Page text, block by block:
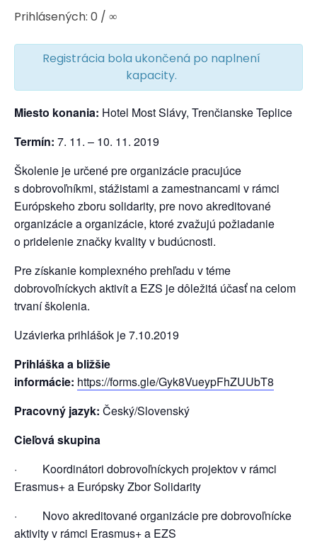
Prihlásených: 0 / ∞
Registrácia bola ukončená po naplnení
kapacity.
Miesto konania: Hotel Most Slávy, Trenčianske Teplice
Termín: 7. 11. – 10. 11. 2019
Školenie je určené pre organizácie pracujúce
s dobrovoľníkmi, stážistami a zamestnancami v rámci
Európskeho zboru solidarity, pre novo akreditované
organizácie a organizácie, ktoré zvažujú požiadanie
o pridelenie značky kvality v budúcnosti.
Pre získanie komplexného prehľadu v téme
dobrovoľníckych aktivít a EZS je dôležitá účasť na celom
trvaní školenia.
Uzávierka prihlášok je 7.10.2019
Prihláška a bližšie
informácie: https://forms.gle/Gyk8VueypFhZUUbT8
Pracovný jazyk: Český/Slovenský
Cieľová skupina
· Koordinátori dobrovoľníckych projektov v rámci
Erasmus+ a Európsky Zbor Solidarity
· Novo akreditované organizácie pre dobrovoľnícke
aktivity v rámci Erasmus+ a EZS